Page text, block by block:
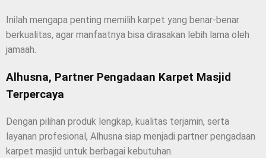
Inilah mengapa penting memilih karpet yang benar-benar
berkualitas, agar manfaatnya bisa dirasakan lebih lama oleh
jamaah.
Alhusna, Partner Pengadaan Karpet Masjid
Terpercaya
Dengan pilihan produk lengkap, kualitas terjamin, serta
layanan profesional, Alhusna siap menjadi partner pengadaan
karpet masjid untuk berbagai kebutuhan.